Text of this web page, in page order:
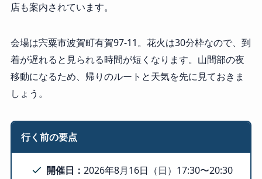
店も案内されています。
会場は宍粟市波賀町有賀97-11。花火は30分枠なので、到
着が遅れると見られる時間が短くなります。山間部の夜
移動になるため、帰りのルートと天気を先に見ておきま
しょう。
行く前の要点
開催日：2026年8月16日（日）17:30〜20:30